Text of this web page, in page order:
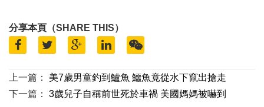
分享本頁（SHARE THIS）
上一篇：
美7歲男童釣到鱸魚 鱷魚竟從水下竄出搶走
下一篇：
3歲兒子自稱前世死於車禍 美國媽媽被嚇到